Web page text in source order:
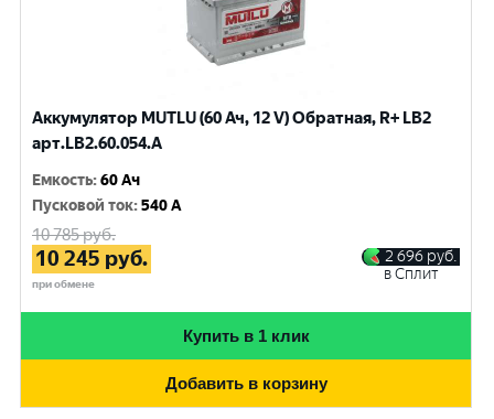
Аккумулятор MUTLU (60 Ач, 12 V) Обратная, R+ LB2
арт.LB2.60.054.A
Емкость:60 Ач
Пусковой ток:540 A
10 785руб.
10 245 руб.
при обмене
2 696 руб.
в Сплит
Купить в 1 клик
Добавить в корзину